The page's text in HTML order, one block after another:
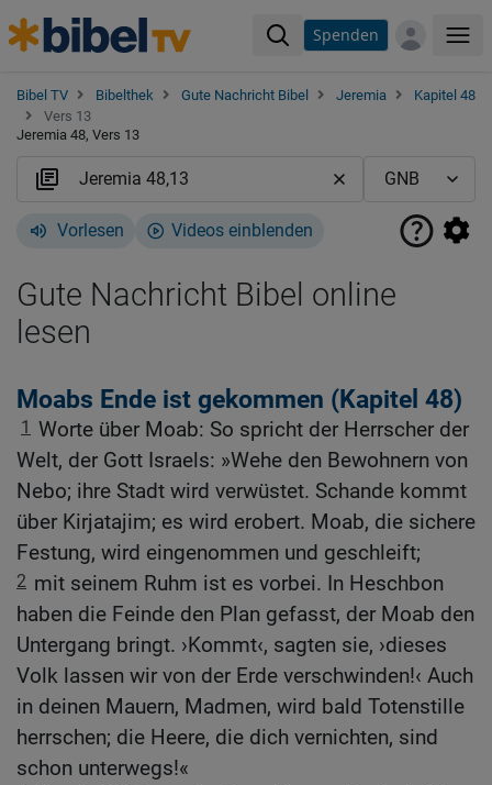
Spenden
Bibel TV Bibelthek Gute Nachricht Bibel Jeremia
Kapitel 48
Vers 13
Jeremia 48, Vers 13
Vorlesen Videos einblenden
Gute Nachricht Bibel online
lesen
Moabs Ende ist gekommen (Kapitel 48)
1 Worte über Moab: So spricht der Herrscher der
Welt, der Gott Israels: »Wehe den Bewohnern von
Nebo; ihre Stadt wird verwüstet. Schande kommt
über Kirjatajim; es wird erobert. Moab, die sichere
Festung, wird eingenommen und geschleift;
2 mit seinem Ruhm ist es vorbei. In Heschbon
haben die Feinde den Plan gefasst, der Moab den
Untergang bringt. ›Kommt‹, sagten sie, ›dieses
Volk lassen wir von der Erde verschwinden!‹ Auch
in deinen Mauern, Madmen, wird bald Totenstille
herrschen; die Heere, die dich vernichten, sind
schon unterwegs!«